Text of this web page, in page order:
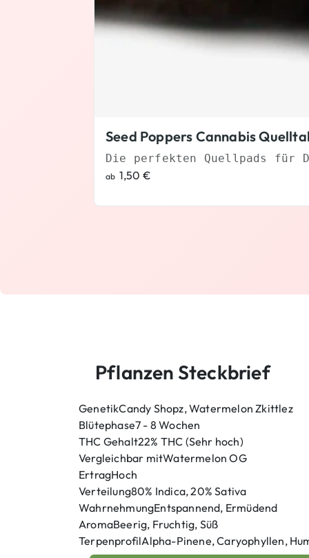
Seed Poppers Cannabis
Die perfekten Quellpads für
ab 1,50 €
Pflanzen Steckbrief
GenetikCandy Shopz, Watermelon Zkittlez
Blütephase7 - 8 Wochen
THC Gehalt22% THC (Sehr hoch)
Vergleichbar mitWatermelon OG
ErtragHoch
Verteilung80% Indica, 20% Sativa
WahrnehmungEntspannend, Ermüdend
AromaBeerig, Fruchtig, Süß
TerpenprofilAlpha-Pinene, Caryophyllen,